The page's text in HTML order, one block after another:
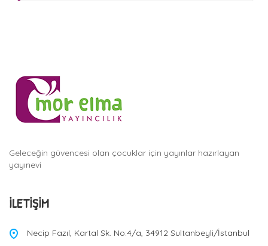
Geleceğin güvencesi olan çocuklar için yayınlar hazırlayan
yayınevi
İLETIŞIM
Necip Fazıl, Kartal Sk. No:4/a, 34912 Sultanbeyli/İstanbul